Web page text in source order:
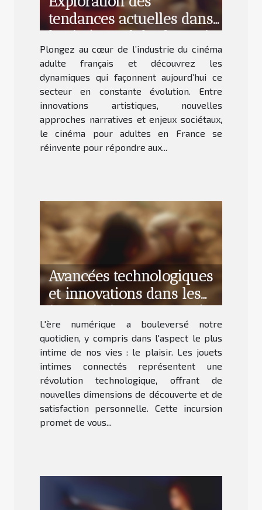
tendances actuelles dans
le cinéma adulte français
Plongez au cœur de l’industrie du cinéma
adulte français et découvrez les
dynamiques qui façonnent aujourd’hui ce
secteur en constante évolution. Entre
innovations artistiques, nouvelles
approches narratives et enjeux sociétaux,
le cinéma pour adultes en France se
réinvente pour répondre aux...
Avancées technologiques
et innovations dans les
jouets intimes connectés
L'ère numérique a bouleversé notre
quotidien, y compris dans l'aspect le plus
intime de nos vies : le plaisir. Les jouets
intimes connectés représentent une
révolution technologique, offrant de
nouvelles dimensions de découverte et de
satisfaction personnelle. Cette incursion
promet de vous...